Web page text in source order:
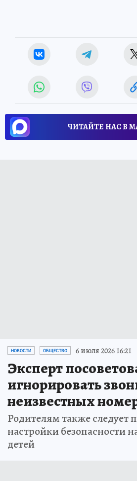
ЧИТАЙТЕ НАС В
НОВОСТИ ОБЩЕСТВО 6 июля 2026 16:21
Эксперт
игнорировать
неизвестных
Родителям также следует
настройки безопасности
детей